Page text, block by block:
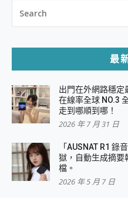
FOR:
最
出門在外網路穩定
在線率全球 NO.3
走到哪順到哪！
2026 年 7 月 31 日
「AUSNAT R1 錄
獄，自動生成摘要
檔。
2026 年 5 月 7 日